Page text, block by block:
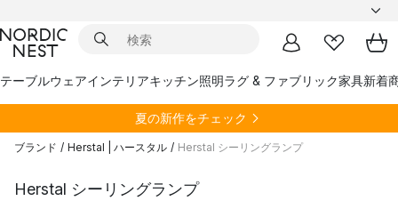
テーブルウェアインテリアキッチン照明ラグ & ファブリック家具新着
夏の新作をチェック
ブランド / Herstal | ハースタル / Herstal シーリングランプ
Herstal シーリングランプ